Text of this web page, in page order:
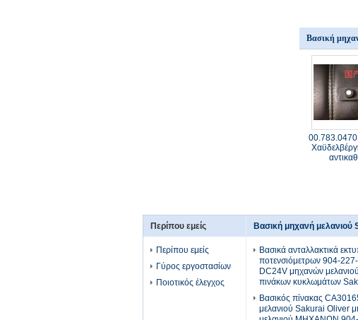
Βασική
00.783.0470
Περίπου εμείς
Περίπου εμείς
Γύρος εργοστασίων
Ποιοτικός έλεγχος
Βασική μηχανή μελανιού
Βασικά ανταλλακτικά
ποτενσιόμετρων 904-
DC24V μηχανών μελανιού
πινάκων κυκλωμάτων
Βασικός πίνακας
μελανιού Sakurai Oliver